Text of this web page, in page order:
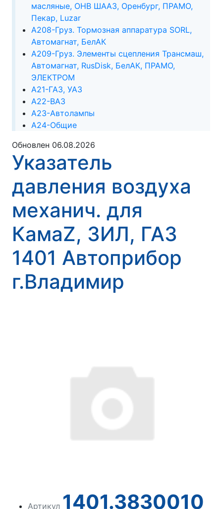
масляные, ОНВ ШААЗ, Оренбург, ПРАМО,
Пекар, Luzar
А208-Груз. Тормозная аппаратура SORL,
Автомагнат, БелАК
А209-Груз. Элементы сцепления Трансмаш,
Автомагнат, RusDisk, БелАК, ПРАМО,
ЭЛЕКТРОМ
А21-ГАЗ, УАЗ
А22-ВАЗ
А23-Автолампы
А24-Общие
Обновлен 06.08.2026
Указатель
давления воздуха
механич. для
КамаZ, ЗИЛ, ГАЗ
1401 Автоприбор
г.Владимир
Артикул 1401.3830010